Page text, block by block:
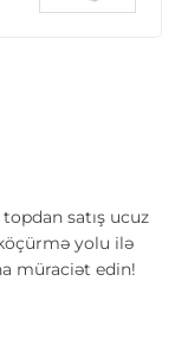
satış ucuz
yolu ilə
müraciət edin!